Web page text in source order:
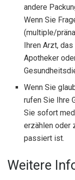
andere
Wenn Sie
(multiple/
Ihren Arzt,
Apotheker
Wenn Sie
rufen Sie Ihre
Sie sofort
erzählen oder
passiert ist.
Weitere